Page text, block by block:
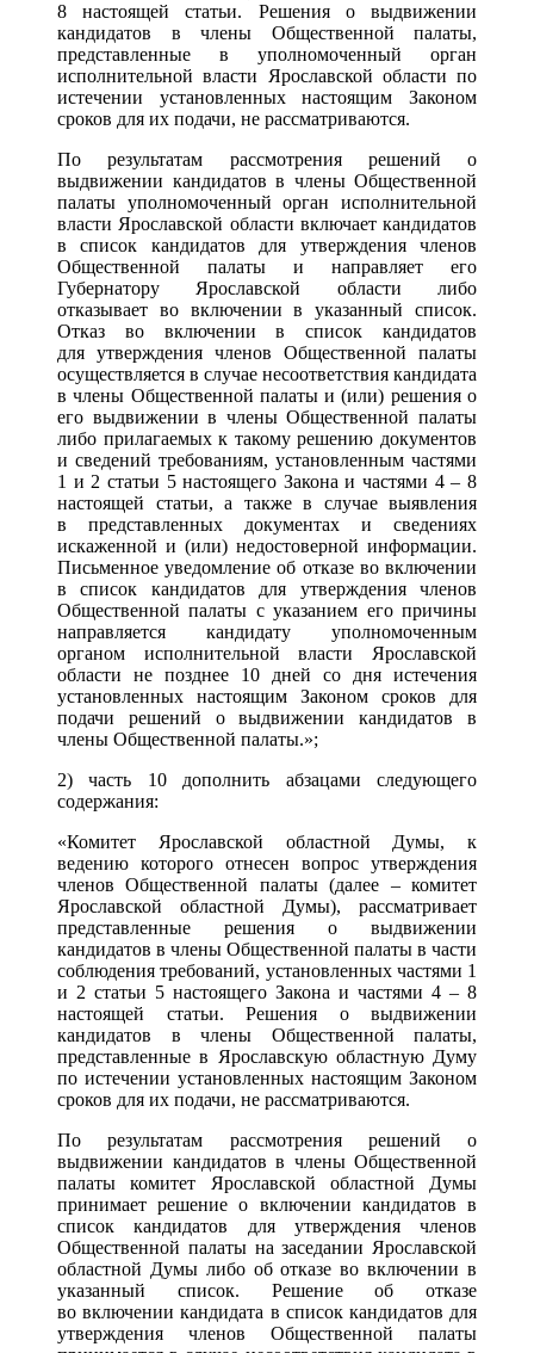
8 настоящей статьи. Решения о выдвижении
кандидатов в члены Общественной палаты,
представленные в уполномоченный орган
исполнительной власти Ярославской области по
истечении установленных настоящим Законом
сроков для их подачи, не рассматриваются.
По результатам рассмотрения решений о
выдвижении кандидатов в члены Общественной
палаты уполномоченный орган исполнительной
власти Ярославской области включает кандидатов
в список кандидатов для утверждения членов
Общественной палаты и направляет его
Губернатору Ярославской области либо
отказывает во включении в указанный список.
Отказ во включении в список кандидатов
для утверждения членов Общественной палаты
осуществляется в случае несоответствия кандидата
в члены Общественной палаты и (или) решения о
его выдвижении в члены Общественной палаты
либо прилагаемых к такому решению документов
и сведений требованиям, установленным частями
1 и 2 статьи 5 настоящего Закона и частями 4 – 8
настоящей статьи, а также в случае выявления
в представленных документах и сведениях
искаженной и (или) недостоверной информации.
Письменное уведомление об отказе во включении
в список кандидатов для утверждения членов
Общественной палаты с указанием его причины
направляется кандидату уполномоченным
органом исполнительной власти Ярославской
области не позднее 10 дней со дня истечения
установленных настоящим Законом сроков для
подачи решений о выдвижении кандидатов в
члены Общественной палаты.»;
2) часть 10 дополнить абзацами следующего
содержания:
«Комитет Ярославской областной Думы, к
ведению которого отнесен вопрос утверждения
членов Общественной палаты (далее – комитет
Ярославской областной Думы), рассматривает
представленные решения о выдвижении
кандидатов в члены Общественной палаты в части
соблюдения требований, установленных частями 1
и 2 статьи 5 настоящего Закона и частями 4 – 8
настоящей статьи. Решения о выдвижении
кандидатов в члены Общественной палаты,
представленные в Ярославскую областную Думу
по истечении установленных настоящим Законом
сроков для их подачи, не рассматриваются.
По результатам рассмотрения решений о
выдвижении кандидатов в члены Общественной
палаты комитет Ярославской областной Думы
принимает решение о включении кандидатов в
список кандидатов для утверждения членов
Общественной палаты на заседании Ярославской
областной Думы либо об отказе во включении в
указанный список. Решение об отказе
во включении кандидата в список кандидатов для
утверждения членов Общественной палаты